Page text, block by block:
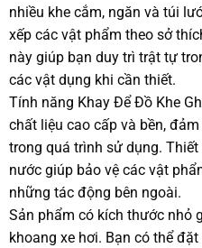
nhiều khe cắm, ngăn và túi
xếp các vật phẩm theo sở
này giúp bạn duy trì trật tự
các vật dụng khi cần thiết.
Tính năng Khay Để Đồ Khe
chất liệu cao cấp và bền,
trong quá trình sử dụng.
nước giúp bảo vệ các vật
những tác động bên ngoài.
Sản phẩm có kích thước nhỏ
khoang xe hơi. Bạn có thể